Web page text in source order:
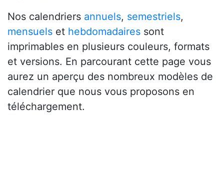
Nos calendriers annuels, semestriels,
mensuels et hebdomadaires sont
imprimables en plusieurs couleurs, formats
et versions. En parcourant cette page vous
aurez un aperçu des nombreux modèles de
calendrier que nous vous proposons en
téléchargement.